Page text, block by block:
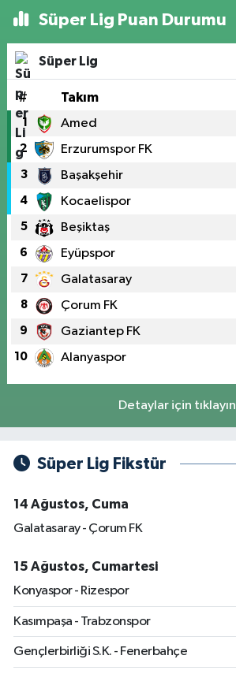
Süper Lig Puan Durumu
Süper Lig
# Takım
1 Amed
2 Erzurumspor FK
3 Başakşehir
4 Kocaelispor
5 Beşiktaş
6 Eyüpspor
7 Galatasaray
8 Çorum FK
9 Gaziantep FK
10 Alanyaspor
Detaylar için tıklayın
Süper Lig Fikstür
14 Ağustos, Cuma
Galatasaray - Çorum FK
15 Ağustos, Cumartesi
Konyaspor - Rizespor
Kasımpaşa - Trabzonspor
Gençlerbirliği S.K. - Fenerbahçe